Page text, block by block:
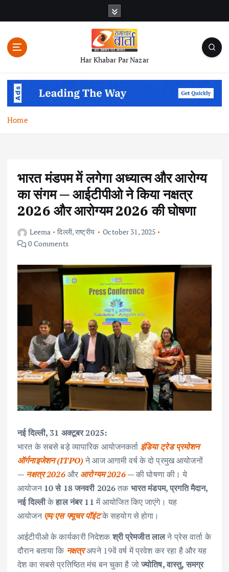
n
Har Khabar Par Nazar
Home
भारत मंडपम में लगेगा अध्यात्म और आरोग्य
का संगम — आईटीपीओ ने किया नक्षत्र
2026 और आरोग्यम 2026 की घोषणा
Leema दिल्ली,राष्ट्रीय
October 31, 2025
0 Comments
नई दिल्ली, 31 अक्टूबर 2025:
भारत के सबसे बड़े व्यापारिक आयोजनकर्ता इंडिया ट्रेड प्रमोशन
ऑर्गनाइजेशन (ITPO)ने आज आगामी वर्ष के दो प्रमुख आयोजनों
— नक्षत्र 2026और आरोग्यम 2026— की घोषणा की। ये
आयोजन10 से 18 जनवरी 2026तक भारत मंडपम, प्रगति मैदान,
नई दिल्लीकेहाल नंबर 11 में आयोजित किए जाएंगे। यह
आयोजनएम/एस फ्यूचर पॉइंटके सहयोग से होगा।
आईटीपीओ के कार्यकारी निदेशकश्री प्रेमजीत लालने प्रेस वार्ता के
दौरान बताया कि नक्षत्रअपने 19वें वर्ष में प्रवेश कर रहा है और यह
देश का सबसे प्रतिष्ठित मंच बन चुका है जोज्योतिष, वास्तु, समग्र